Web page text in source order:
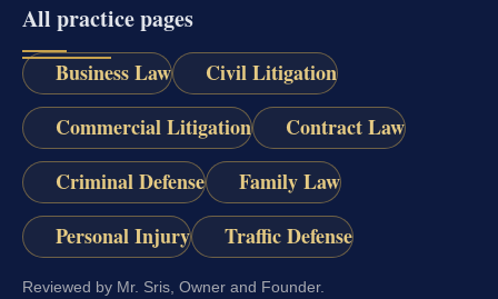
All practice pages
Business Law
Civil Litigation
Commercial Litigation
Contract Law
Criminal Defense
Family Law
Personal Injury
Traffic Defense
Reviewed by Mr. Sris, Owner and Founder.